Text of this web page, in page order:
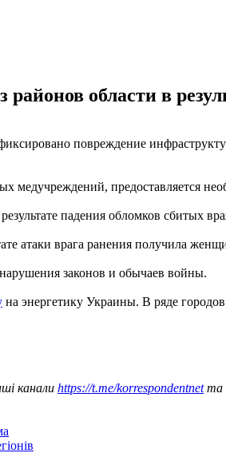
области в
повреждение
медучреждений, предоставляется
падения обломков сбитых
атаки врага ранения получила
законов и обычаев войны.
на энергетику Украины. В ряде
канали https://t.me/korrespondentnetта